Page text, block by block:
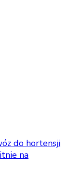
do hortensji
na